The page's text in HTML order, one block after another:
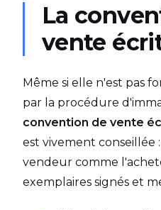
La
vente
Même si elle n'est pas
par la procédure
convention de vente
est vivement conseillée
vendeur comme
exemplaires signés et